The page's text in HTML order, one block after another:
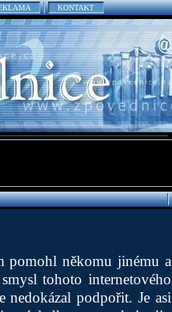
KONTAKT
pomohl někomu jinému a
tohoto internetového
podpořit. Je asi